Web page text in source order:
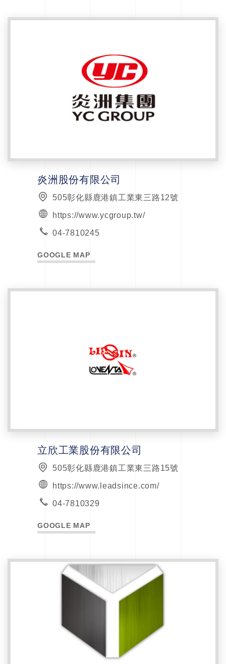
炎洲股份有限公司
505彰化縣鹿港鎮工業東三路12號
https://www.ycgroup.tw/
04-7810245
GOOGLE MAP
立欣工業股份有限公司
505彰化縣鹿港鎮工業東三路15號
https://www.leadsince.com/
04-7810329
GOOGLE MAP